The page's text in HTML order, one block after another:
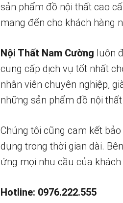
sản phẩm đồ nội thất cao
mang đến cho khách hàng
Nội Thất Nam Cường luôn
cung cấp dịch vụ tốt nhất
nhân viên chuyên nghiệp,
những sản phẩm đồ nội
Chúng tôi cũng cam kết
dụng trong thời gian dài.
ứng mọi nhu cầu của khách
Hotline: 0976.222.555